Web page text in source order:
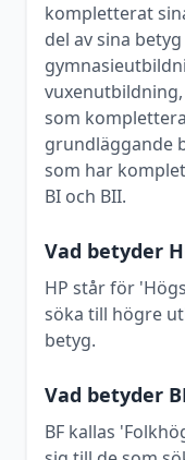
kompletterat
del av sina
som
grundläggande
som har
BI och BII.
Vad betyder
HP står för
söka till högre
betyg.
Vad betyder
BF kallas